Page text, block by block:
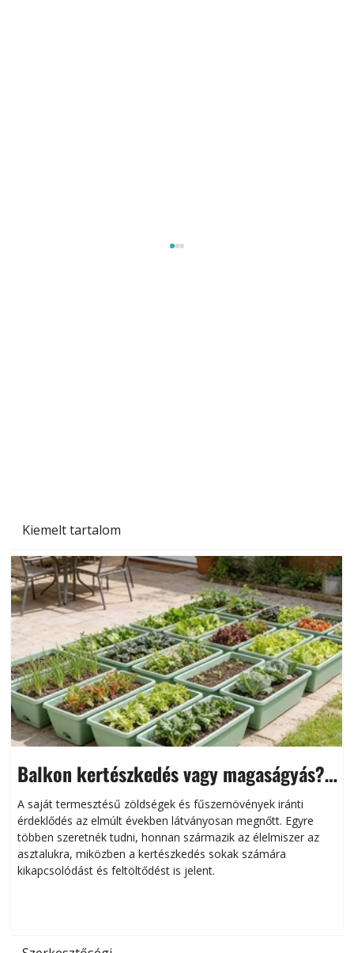
Kiemelt tartalom
Balkon kertészkedés vagy magaságyás?
Helytakarékos kertészkedés
A saját termesztésű zöldségek és fűszernövények iránti
érdeklődés az elmúlt években látványosan megnőtt. Egyre
többen szeretnék tudni, honnan származik az élelmiszer az
asztalukra, miközben a kertészkedés sokak számára
kikapcsolódást és feltöltődést is jelent.